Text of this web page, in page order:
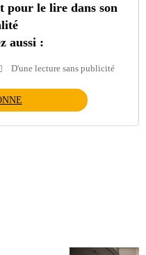
pour le lire dans son
aussi :
D'une lecture sans publicité